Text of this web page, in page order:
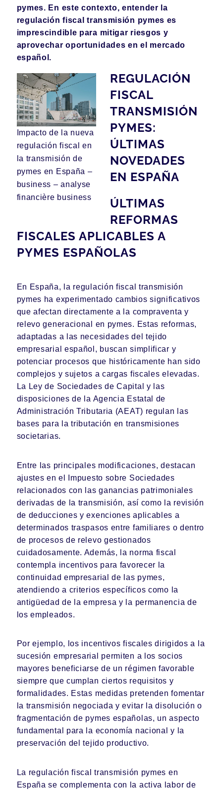
pymes. En este contexto, entender la
regulación fiscal transmisión pymes es
imprescindible para mitigar riesgos y
aprovechar oportunidades en el mercado
español.
Impacto de la nueva
regulación fiscal en
la transmisión de
pymes en España –
business – analyse
financière business
REGULACIÓN
FISCAL
TRANSMISIÓN
PYMES:
ÚLTIMAS
NOVEDADES
EN ESPAÑA
ÚLTIMAS
REFORMAS
FISCALES APLICABLES A
PYMES ESPAÑOLAS
En España, la regulación fiscal transmisión
pymes ha experimentado cambios significativos
que afectan directamente a la compraventa y
relevo generacional en pymes. Estas reformas,
adaptadas a las necesidades del tejido
empresarial español, buscan simplificar y
potenciar procesos que históricamente han sido
complejos y sujetos a cargas fiscales elevadas.
La Ley de Sociedades de Capital y las
disposiciones de la Agencia Estatal de
Administración Tributaria (AEAT) regulan las
bases para la tributación en transmisiones
societarias.
Entre las principales modificaciones, destacan
ajustes en el Impuesto sobre Sociedades
relacionados con las ganancias patrimoniales
derivadas de la transmisión, así como la revisión
de deducciones y exenciones aplicables a
determinados traspasos entre familiares o dentro
de procesos de relevo gestionados
cuidadosamente. Además, la norma fiscal
contempla incentivos para favorecer la
continuidad empresarial de las pymes,
atendiendo a criterios específicos como la
antigüedad de la empresa y la permanencia de
los empleados.
Por ejemplo, los incentivos fiscales dirigidos a la
sucesión empresarial permiten a los socios
mayores beneficiarse de un régimen favorable
siempre que cumplan ciertos requisitos y
formalidades. Estas medidas pretenden fomentar
la transmisión negociada y evitar la disolución o
fragmentación de pymes españolas, un aspecto
fundamental para la economía nacional y la
preservación del tejido productivo.
La regulación fiscal transmisión pymes en
España se complementa con la activa labor de